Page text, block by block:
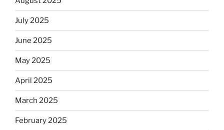
July 2025
June 2025
May 2025
April 2025
March 2025
February 2025